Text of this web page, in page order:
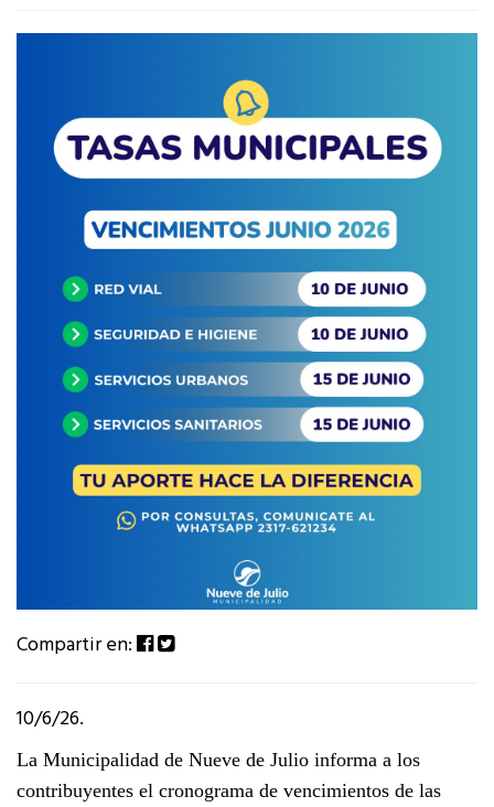
Compartir en:
10/6/26.
La Municipalidad de Nueve de Julio informa a los
contribuyentes el cronograma de vencimientos de las